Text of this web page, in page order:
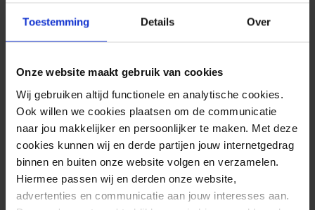
Toestemming Details Over
Onze website maakt gebruik van cookies
Wij gebruiken altijd functionele en analytische cookies.
Ook willen we cookies plaatsen om de communicatie
naar jou makkelijker en persoonlijker te maken. Met deze
cookies kunnen wij en derde partijen jouw internetgedrag
binnen en buiten onze website volgen en verzamelen.
Hiermee passen wij en derden onze website,
advertenties en communicatie aan jouw interesses aan.
4. Haltertop
natuurlijke lijnen van de top volgt.
Kies dan voor de Kruislings techniek hier
onder zie onze uitleg.
Hoe brengt ik de Kruislings techniek aan, klik
op de link voor de uitlegvideo:
https://www.boobtape.nl/boobtape-